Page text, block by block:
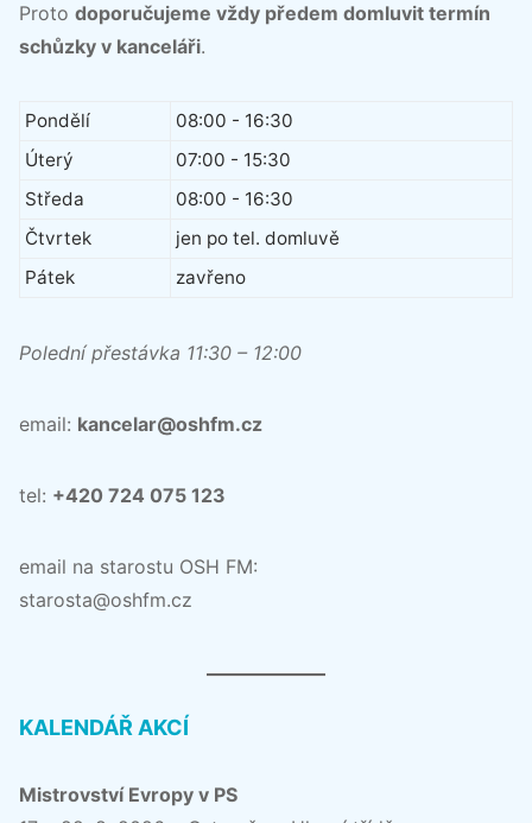
Proto doporučujeme vždy předem domluvit termín
schůzky v kanceláři.
Pondělí
08:00 - 16:30
Úterý
07:00 - 15:30
Středa
08:00 - 16:30
Čtvrtek
jen po tel. domluvě
Pátek
zavřeno
Polední přestávka 11:30 – 12:00
email: kancelar@oshfm.cz
tel: +420 724 075 123
email na starostu OSH FM:
starosta@oshfm.cz
KALENDÁŘ AKCÍ
Mistrovství Evropy v PS